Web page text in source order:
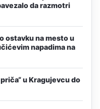
da razmotri
ostavku na mesto u
napadima na
u Kragujevcu do